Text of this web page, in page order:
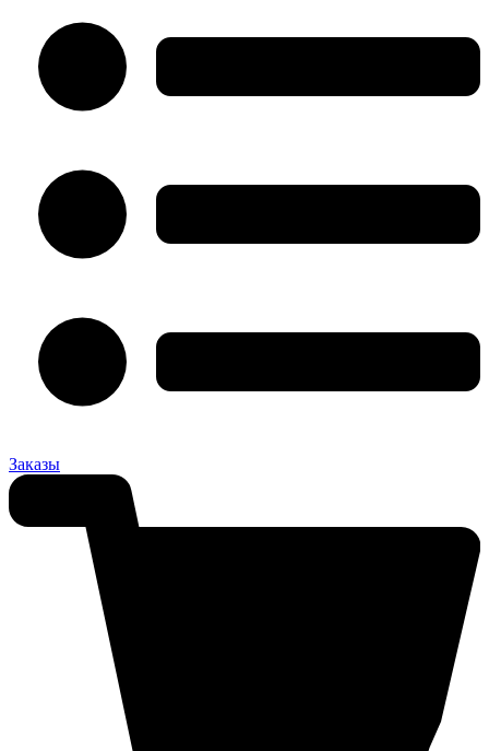
Заказы